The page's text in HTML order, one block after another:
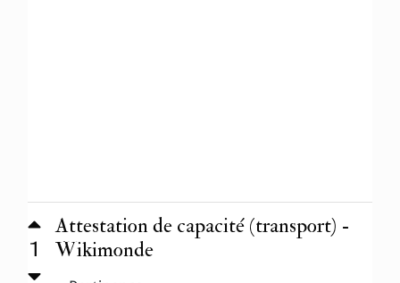
1
Attestation de capacité (transport) -
Wikimonde